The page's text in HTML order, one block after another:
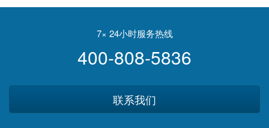
性
率
7× 24小时服务热线
400-808-5836
联系我们